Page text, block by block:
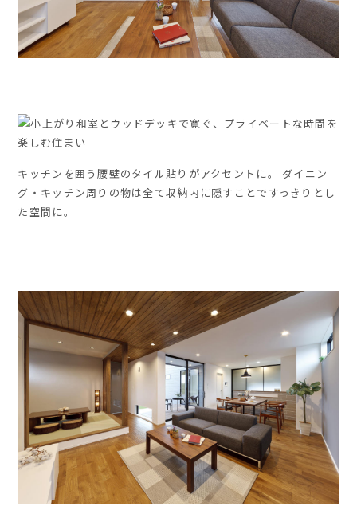
キッチンを囲う腰壁のタイル貼りがアクセントに。 ダイニン
グ・キッチン周りの物は全て収納内に隠すことですっきりとし
た空間に。